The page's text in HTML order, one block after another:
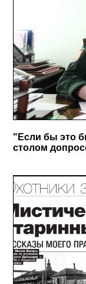
"Если бы это
столом